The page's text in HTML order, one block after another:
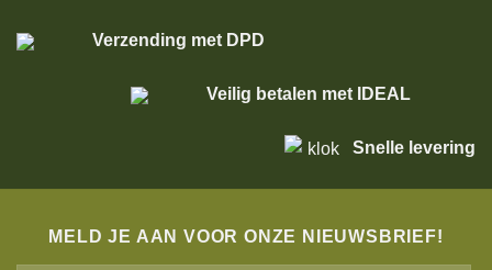
Verzending met DPD
Veilig betalen met IDEAL
Snelle levering
MELD JE AAN VOOR ONZE NIEUWSBRIEF!